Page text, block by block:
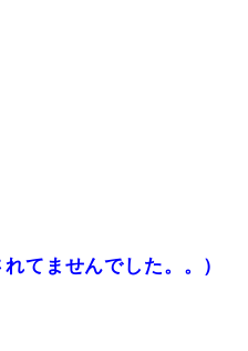
てませんでした。。）